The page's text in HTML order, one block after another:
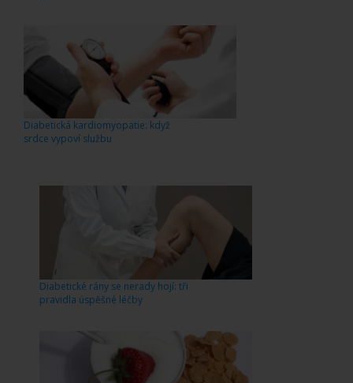
Diabetická kardiomyopatie: když
srdce vypoví službu
Diabetické rány se nerady hojí: tři
pravidla úspěšné léčby